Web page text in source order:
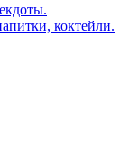
коктейли.